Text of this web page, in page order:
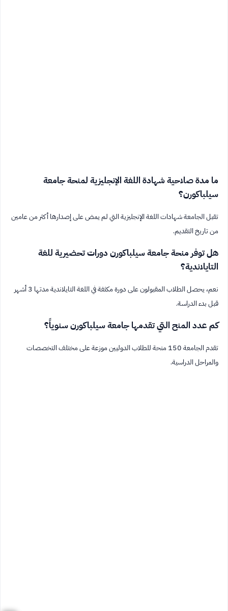
ما مدة صلاحية شهادة اللغة الإنجليزية لمنحة جامعة
سيلباكورن؟
تقبل الجامعة شهادات اللغة الإنجليزية التي لم يمض على إصدارها أكثر من عامين
من تاريخ التقديم.
هل توفر منحة جامعة سيلباكورن دورات تحضيرية للغة
التايلاندية؟
نعم، يحصل الطلاب المقبولون على دورة مكثفة في اللغة التايلاندية مدتها 3 أشهر
قبل بدء الدراسة.
كم عدد المنح التي تقدمها جامعة سيلباكورن سنوياً؟
تقدم الجامعة 150 منحة للطلاب الدوليين موزعة على مختلف التخصصات
والمراحل الدراسية.